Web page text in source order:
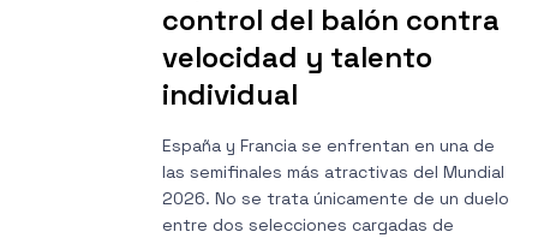
control del balón contra
velocidad y talento
individual
España y Francia se enfrentan en una de
las semifinales más atractivas del Mundial
2026. No se trata únicamente de un duelo
entre dos selecciones cargadas de